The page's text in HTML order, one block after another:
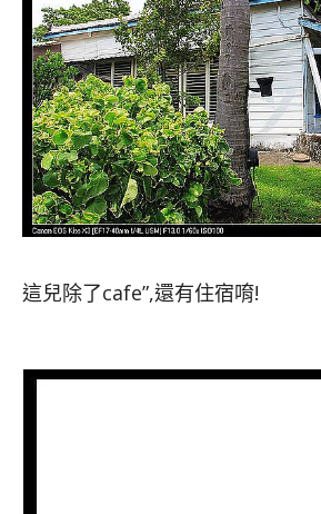
這兒除了cafe”,還有住宿唷!